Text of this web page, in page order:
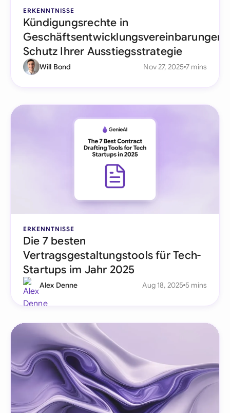
ERKENNTNISSE
Kündigungsrechte in
Geschäftsentwicklungsvereinbarungen:
Schutz Ihrer Ausstiegsstrategie
Will Bond Nov 27, 2025 7 mins
ERKENNTNISSE
Die 7 besten
Vertragsgestaltungstools für Tech-
Startups im Jahr 2025
Alex Denne Aug 18, 2025 5 mins